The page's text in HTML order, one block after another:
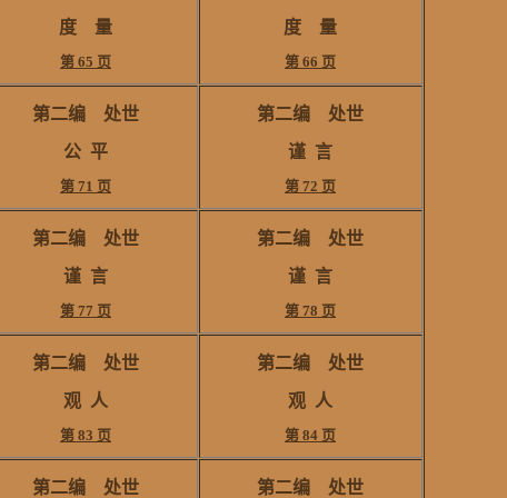
度 量
第 65 页
度 量
第 66 页
第二编 处世
公 平
第 71 页
第二编 处世
谨 言
第 72 页
第二编 处世
谨 言
第 77 页
第二编 处世
谨 言
第 78 页
第二编 处世
观 人
第 83 页
第二编 处世
观 人
第 84 页
第二编 处世
第二编 处世